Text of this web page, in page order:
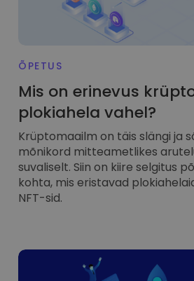
ÕPETUS
Mis on erinevus
plokiahela vahel?
Krüptomaailm on täis slängi ja
mõnikord mitteametlikes
suvaliselt. Siin on kiire selgitus
kohta, mis eristavad
NFT-sid.